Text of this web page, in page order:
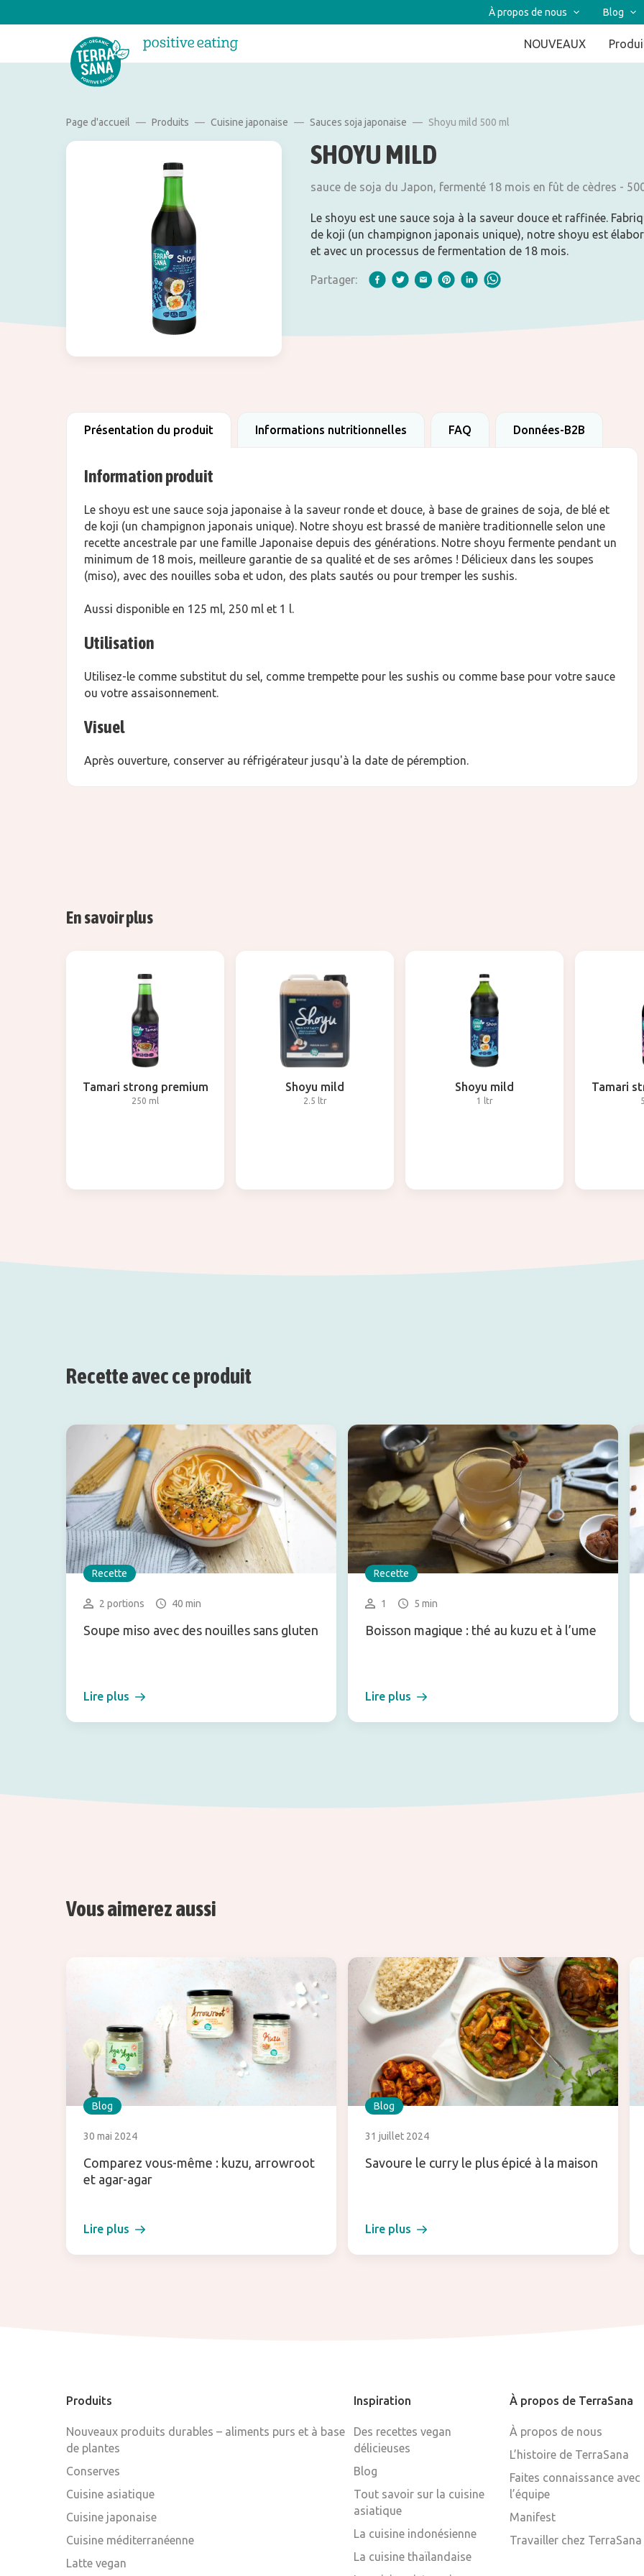
À propos de nous Blog
NOUVEAUX
Page d'accueil Produits Cuisine japonaise Sauces soja japonaise Shoyu mild 500 ml
SHOYU MILD
sauce de soja du Japon, fermenté 18 mois en fût de cèdres -
Le shoyu est une sauce soja à la saveur douce et raffinée.
de koji (un champignon japonais unique), notre shoyu est
et avec un processus de fermentation de 18 mois.
Partager:
Présentation du produit Informations nutritionnelles FAQ Données-B2B
Information produit
Le shoyu est une sauce soja japonaise à la saveur ronde et douce, à base de graines de soja, de blé et
de koji (un champignon japonais unique). Notre shoyu est brassé de manière traditionnelle selon une
recette ancestrale par une famille Japonaise depuis des générations. Notre shoyu fermente pendant un
minimum de 18 mois, meilleure garantie de sa qualité et de ses arômes ! Délicieux dans les soupes
(miso), avec des nouilles soba et udon, des plats sautés ou pour tremper les sushis.
Aussi disponible en 125 ml, 250 ml et 1 l.
Utilisation
Utilisez-le comme substitut du sel, comme trempette pour les sushis ou comme base pour votre sauce
ou votre assaisonnement.
Visuel
Après ouverture, conserver au réfrigérateur jusqu'à la date de péremption.
En savoir plus
Tamari strong premium
250 ml
Shoyu mild
2.5 ltr
Shoyu mild
1 ltr
Tamari
Recette avec ce produit
Recette
2 portions 40 min
Soupe miso avec des nouilles sans gluten
Lire plus
Recette
1 5 min
Boisson magique : thé au kuzu et à l’ume
Lire plus
Vous aimerez aussi
Blog
30 mai 2024
Comparez vous-même : kuzu, arrowroot
et agar-agar
Lire plus
Blog
31 juillet 2024
Savoure le curry le plus épicé à la maison
Lire plus
Produits
Nouveaux produits durables – aliments purs et à base
de plantes
Conserves
Cuisine asiatique
Cuisine japonaise
Cuisine méditerranéenne
Latte vegan
Inspiration
Des recettes vegan
délicieuses
Blog
Tout savoir sur la cuisine
asiatique
La cuisine indonésienne
La cuisine thaïlandaise
À propos de TerraSana
À propos de nous
L’histoire de TerraSana
Faites connaissance avec
l’équipe
Manifest
Travailler chez TerraSana